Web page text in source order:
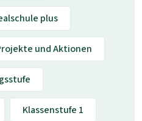
plus
und Aktionen
Klassenstufe 1